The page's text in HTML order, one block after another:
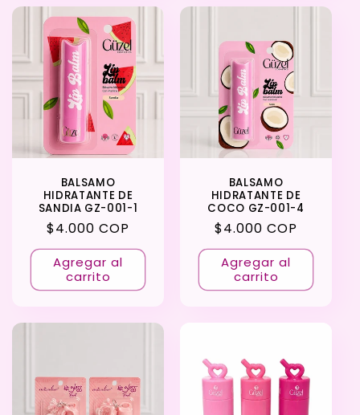
BALSAMO
HIDRATANTE DE
SANDIA GZ-001-1
Precio
habitual
$4.000 COP
Agregar al
carrito
BALSAMO
HIDRATANTE DE
COCO GZ-001-4
Precio
habitual
$4.000 COP
Agregar al
carrito